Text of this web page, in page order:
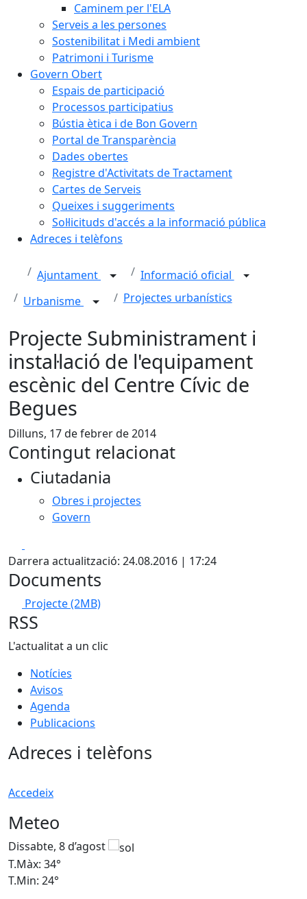
Caminem per l'ELA
Serveis a les persones
Sostenibilitat i Medi ambient
Patrimoni i Turisme
Govern Obert
Espais de participació
Processos participatius
Bústia ètica i de Bon Govern
Portal de Transparència
Dades obertes
Registre d'Activitats de Tractament
Cartes de Serveis
Queixes i suggeriments
Sol·licituds d'accés a la informació pública
Adreces i telèfons
Ajuntament
Informació oficial
Urbanisme
Projectes urbanístics
Projecte Subministrament i
instal·lació de l'equipament
escènic del Centre Cívic de
Begues
Dilluns, 17 de febrer de 2014
Contingut relacionat
Ciutadania
Obres i projectes
Govern
Darrera actualització: 24.08.2016 | 17:24
Documents
Projecte(2MB)
RSS
L'actualitat a un clic
Notícies
Avisos
Agenda
Publicacions
Adreces i telèfons
Accedeix
Meteo
Dissabte, 8 d’agost
T.Màx: 34°
T.Min: 24°